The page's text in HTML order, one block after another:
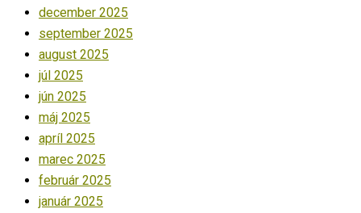
december 2025
september 2025
august 2025
júl 2025
jún 2025
máj 2025
apríl 2025
marec 2025
február 2025
január 2025